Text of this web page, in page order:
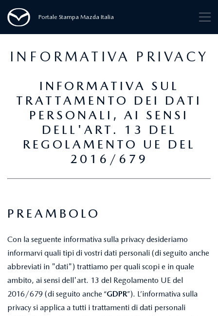
Portale Stampa Mazda Italia
INFORMATIVA PRIVACY
INFORMATIVA SUL
TRATTAMENTO DEI DATI
PERSONALI, AI SENSI
DELL'ART. 13 DEL
REGOLAMENTO UE DEL
2016/679
PREAMBOLO
Con la seguente informativa sulla privacy desideriamo
informarvi quali tipi di vostri dati personali (di seguito anche
abbreviati in "dati") trattiamo per quali scopi e in quale
ambito, ai sensi dell'art. 13 del Regolamento UE del
2016/679 (di seguito anche “GDPR”). L’informativa sulla
privacy si applica a tutti i trattamenti di dati personali